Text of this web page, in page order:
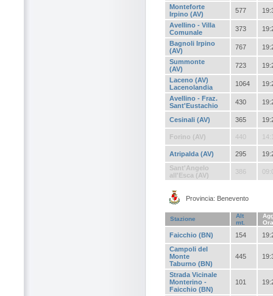
Monteforte
Irpino (AV)
577
Avellino - Villa
Comunale
373
Bagnoli Irpino
(AV)
767
Summonte
(AV)
723
Laceno (AV)
Lacenolandia
1064
Avellino - Fraz.
Sant'Eustachio
430
Cesinali (AV) 365
Forino (AV) 440
Atripalda (AV) 295
Sant'Angelo
all'Esca (AV)
386
Provincia: Benevento
Stazione
Alt
mt.
Ora
Faicchio (BN) 154
Campoli del
Monte
Taburno (BN)
445
Strada Vicinale
Monterino -
Faicchio (BN)
101